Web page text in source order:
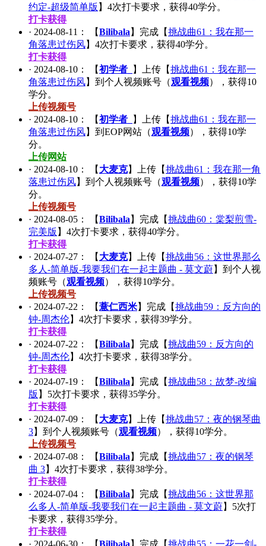
约定-超级简单版 】 4次打卡要求，获得40学分。
打卡获得
· 2024-08-11 ： 【Bilibala 】完成【挑战曲61：我在那一
角落患过伤风】 4次打卡要求，获得40学分。
打卡获得
· 2024-08-10 ： 【初学者_ 】上传【挑战曲61：我在那一
角落患过伤风】到个人视频账号（观看视频），获得10
学分。
上传视频号
· 2024-08-10 ： 【初学者_ 】上传【挑战曲61：我在那一
角落患过伤风】到EOP网站（观看视频），获得10学
分。
上传网站
· 2024-08-10 ： 【 大麦克】上传【挑战曲61：我在那一角
落患过伤风】到个人视频账号（观看视频），获得10学
分。
上传视频号
· 2024-08-05 ： 【Bilibala 】完成【挑战曲60：棠梨煎雪-
完美版 】 4次打卡要求，获得40学分。
打卡获得
· 2024-07-27 ： 【 大麦克】上传【挑战曲56：这世界那么
多人-简单版-我要我们在一起主题曲 - 莫文蔚】到个人视
频账号（观看视频），获得10学分。
上传视频号
· 2024-07-22 ： 【薏仁西米】完成【挑战曲59：反方向的
钟-周杰伦】 4次打卡要求，获得39学分。
打卡获得
· 2024-07-22 ： 【Bilibala 】完成【挑战曲59：反方向的
钟-周杰伦】 4次打卡要求，获得38学分。
打卡获得
· 2024-07-19 ： 【Bilibala 】完成【挑战曲58：故梦-改编
版 】 5次打卡要求，获得35学分。
打卡获得
· 2024-07-09 ： 【 大麦克】上传【挑战曲57：夜的钢琴曲
3】到个人视频账号（观看视频），获得10学分。
上传视频号
· 2024-07-08 ： 【Bilibala 】完成【挑战曲57：夜的钢琴
曲 3】 4次打卡要求，获得38学分。
打卡获得
· 2024-07-04 ： 【Bilibala 】完成【挑战曲56：这世界那
么多人-简单版-我要我们在一起主题曲 - 莫文蔚】 5次打
卡要求，获得35学分。
打卡获得
· 2024-06-30 ： 【Bilibala 】完成【挑战曲55：一花一剑-